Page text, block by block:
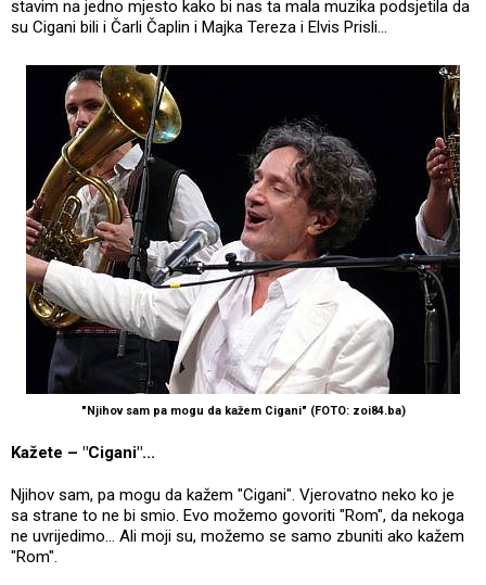
stavim na jedno mjesto kako bi nas ta mala muzika podsjetila da
su Cigani bili i Čarli Čaplin i Majka Tereza i Elvis Prisli...
"Njihov sam pa mogu da kažem Cigani" (FOTO: zoi84.ba)
Kažete – "Cigani"...
Njihov sam, pa mogu da kažem "Cigani". Vjerovatno neko ko je
sa strane to ne bi smio. Evo možemo govoriti "Rom", da nekoga
ne uvrijedimo... Ali moji su, možemo se samo zbuniti ako kažem
"Rom".